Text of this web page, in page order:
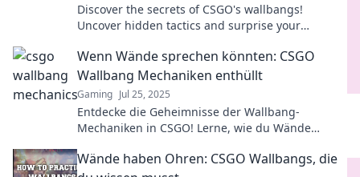
Discover the secrets of CSGO's wallbangs!
Uncover hidden tactics and surprise your
wonders.
Wenn Wände sprechen könnten: CSGO
Wallbang Mechaniken enthüllt
Gaming Jul 25, 2025
Entdecke die Geheimnisse der Wallbang-
Mechaniken in CSGO! Lerne, wie du Wände
Wände haben Ohren: CSGO Wallbangs, die